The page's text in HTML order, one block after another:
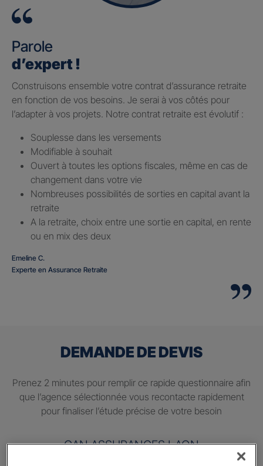
Parole
d’expert !
Construisons ensemble votre contrat d’assurance retraite
en fonction de vos besoins. Je serai à vos côtés pour
l’adapter à vos projets. Notre contrat retraite est évolutif :
Souplesse dans les versements
Modifiable à souhait
Ouvert à toutes les options fiscales, même en cas de
changement dans votre vie
Nombreuses possibilités de sorties en capital avant la
retraite
A la retraite, choix entre une sortie en capital, en rente
ou en mix des deux
Emeline C.
Experte en Assurance Retraite
DEMANDE DE DEVIS
Prenez 2 minutes pour remplir ce rapide questionnaire afin
que l’agence sélectionnée vous recontacte rapidement
pour finaliser l’étude précise de votre besoin
GAN ASSURANCES LAON